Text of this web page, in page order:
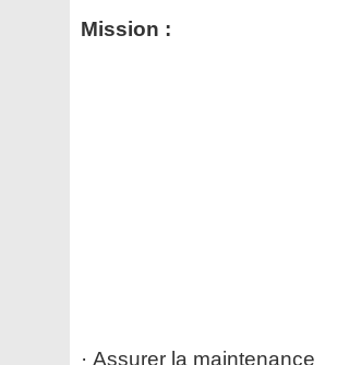
Mission :
· Assurer la maintenance